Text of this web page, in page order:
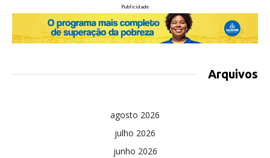
Publicidade
Arquivos
agosto 2026
julho 2026
junho 2026